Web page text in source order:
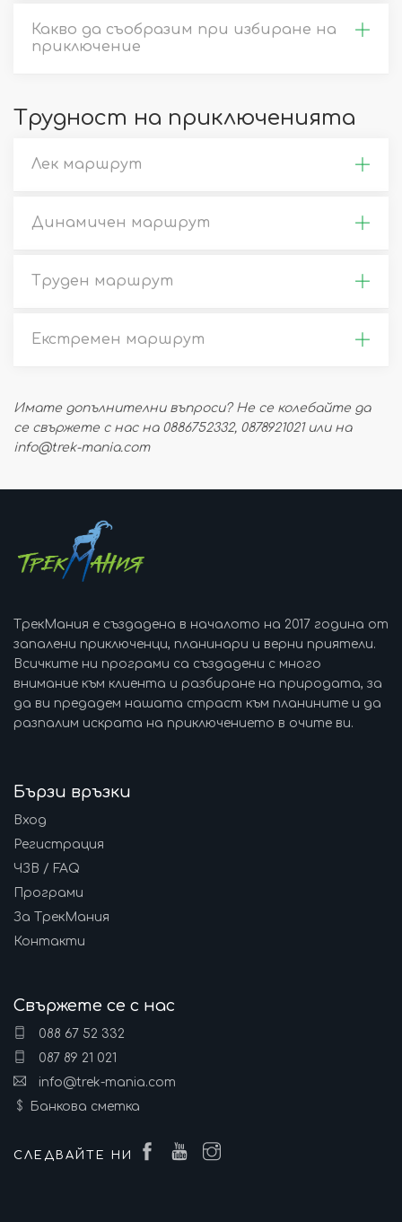
Какво да съобразим при избиране на
приключение
Трудност на приключенията
Лек маршрут
Динамичен маршрут
Труден маршрут
Екстремен маршрут
Имате допълнителни въпроси? Не се колебайте да
се свържете с нас на 0886752332, 0878921021 или на
info@trek-mania.com
ТрекМания е създадена в началото на 2017 година от
запалени приключенци, планинари и верни приятели.
Всичките ни програми са създадени с много
внимание към клиента и разбиране на природата, за
да ви предадем нашата страст към планините и да
разпалим искрата на приключението в очите ви.
Бързи връзки
Вход
Регистрация
ЧЗВ / FAQ
Програми
За ТрекМания
Контакти
Свържете се с нас
088 67 52 332
087 89 21 021
info@trek-mania.com
Банкова сметка
СЛЕДВАЙТЕ НИ